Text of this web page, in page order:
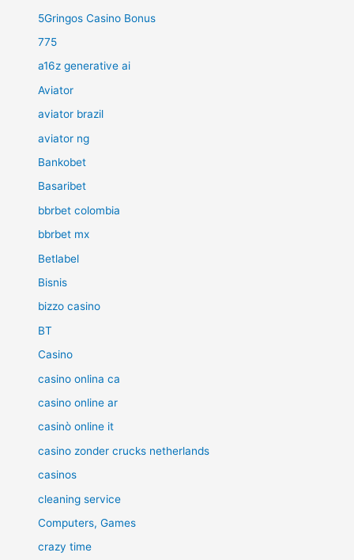
5Gringos Casino Bonus
775
a16z generative ai
Aviator
aviator brazil
aviator ng
Bankobet
Basaribet
bbrbet colombia
bbrbet mx
Betlabel
Bisnis
bizzo casino
BT
Casino
casino onlina ca
casino online ar
casinò online it
casino zonder crucks netherlands
casinos
cleaning service
Computers, Games
crazy time